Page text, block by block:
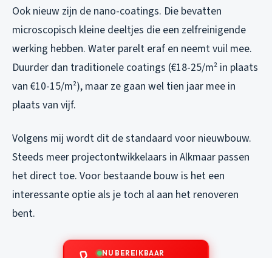
Ook nieuw zijn de nano-coatings. Die bevatten
microscopisch kleine deeltjes die een zelfreinigende
werking hebben. Water parelt eraf en neemt vuil mee.
Duurder dan traditionele coatings (€18-25/m² in plaats
van €10-15/m²), maar ze gaan wel tien jaar mee in
plaats van vijf.
Volgens mij wordt dit de standaard voor nieuwbouw.
Steeds meer projectontwikkelaars in Alkmaar passen
het direct toe. Voor bestaande bouw is het een
interessante optie als je toch al aan het renoveren
bent.
NU BEREIKBAAR